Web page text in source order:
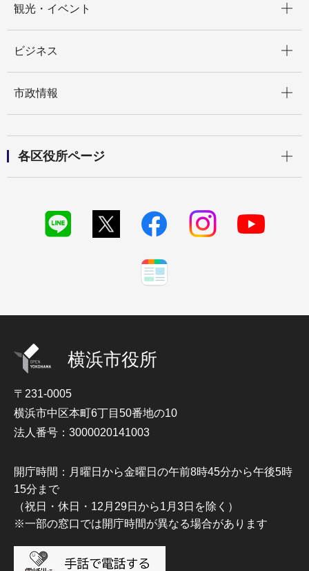
観光・イベント
ビジネス
市政情報
各区役所ページ
横浜市役所
〒231-0005
横浜市中区本町6丁目50番地の10
法人番号：3000020141003
開庁時間：月曜日から金曜日の午前8時45分から午後5時
15分まで
（祝日・休日・12月29日から1月3日を除く）
※一部の窓口では開庁時間が異なる場合があります